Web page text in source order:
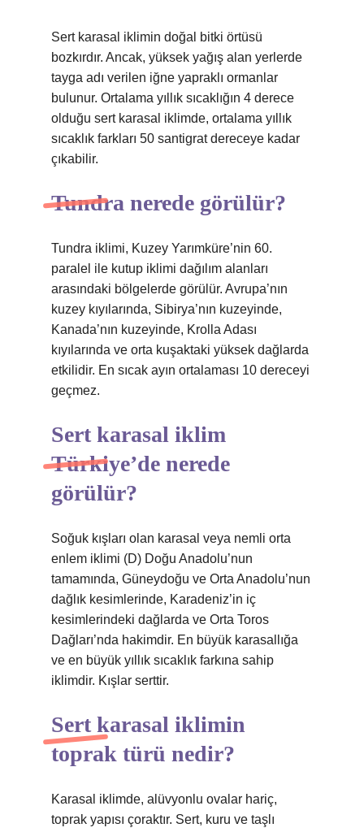
Sert karasal iklimin doğal bitki örtüsü
bozkırdır. Ancak, yüksek yağış alan yerlerde
tayga adı verilen iğne yapraklı ormanlar
bulunur. Ortalama yıllık sıcaklığın 4 derece
olduğu sert karasal iklimde, ortalama yıllık
sıcaklık farkları 50 santigrat dereceye kadar
çıkabilir.
Tundra nerede görülür?
Tundra iklimi, Kuzey Yarımküre’nin 60.
paralel ile kutup iklimi dağılım alanları
arasındaki bölgelerde görülür. Avrupa’nın
kuzey kıyılarında, Sibirya’nın kuzeyinde,
Kanada’nın kuzeyinde, Krolla Adası
kıyılarında ve orta kuşaktaki yüksek dağlarda
etkilidir. En sıcak ayın ortalaması 10 dereceyi
geçmez.
Sert karasal iklim
Türkiye’de nerede
görülür?
Soğuk kışları olan karasal veya nemli orta
enlem iklimi (D) Doğu Anadolu’nun
tamamında, Güneydoğu ve Orta Anadolu’nun
dağlık kesimlerinde, Karadeniz’in iç
kesimlerindeki dağlarda ve Orta Toros
Dağları’nda hakimdir. En büyük karasallığa
ve en büyük yıllık sıcaklık farkına sahip
iklimdir. Kışlar serttir.
Sert karasal iklimin
toprak türü nedir?
Karasal iklimde, alüvyonlu ovalar hariç,
toprak yapısı çoraktır. Sert, kuru ve taşlı